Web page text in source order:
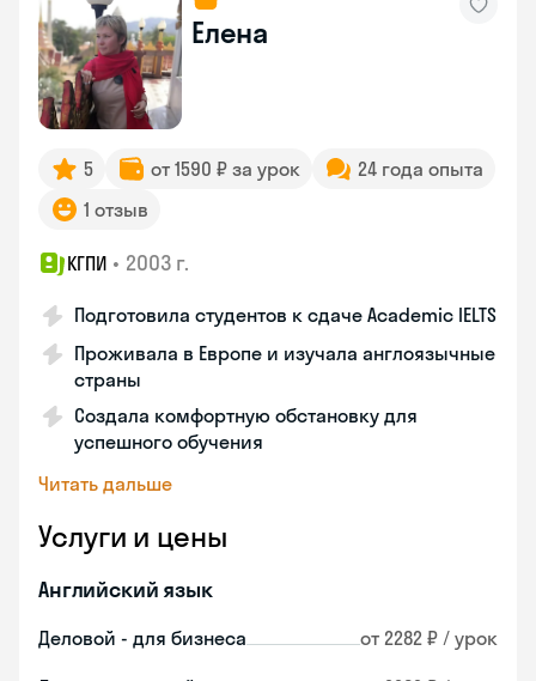
Елена
5 от 1590 ₽ за урок
24 года опыта
1 отзыв
КГПИ • 2003 г.
Подготовила студентов к сдаче Academic IELTS
Проживала в Европе и изучала англоязычные
страны
Создала комфортную обстановку для
успешного обучения
Читать дальше
Услуги и цены
Английский язык
Деловой - для бизнеса от 2282 ₽ / урок